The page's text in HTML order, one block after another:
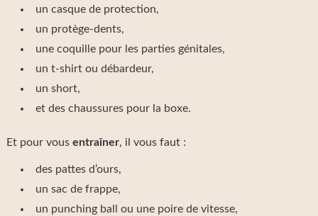
un casque de protection,
un protège-dents,
une coquille pour les parties génitales,
un t-shirt ou débardeur,
un short,
et des chaussures pour la boxe.
Et pour vous entraîner, il vous faut :
des pattes d’ours,
un sac de frappe,
un punching ball ou une poire de vitesse,